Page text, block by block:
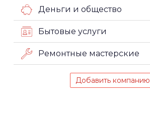
Деньги и общество
Бытовые услуги
Ремонтные мастерские
Добавить компанию